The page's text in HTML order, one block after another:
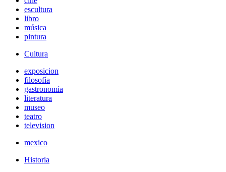
escultura
libro
música
pintura
Cultura
exposicion
filosofía
gastronomía
literatura
museo
teatro
television
mexico
Historia